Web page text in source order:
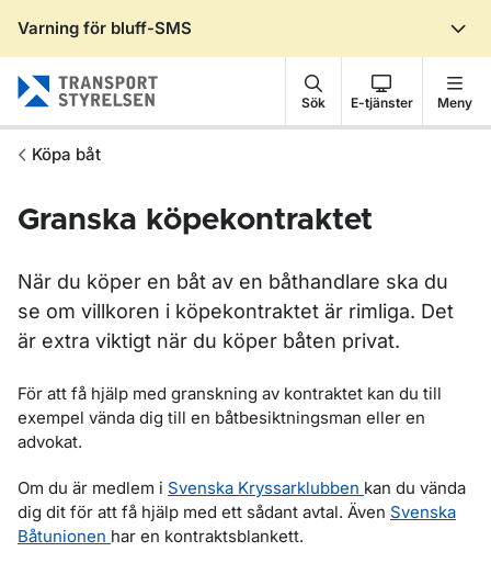
Varning för bluff-SMS
Sök E-tjänster Meny
Köpa båt
Granska köpekontraktet
När du köper en båt av en båthandlare ska du
se om villkoren i köpekontraktet är rimliga. Det
är extra viktigt när du köper båten privat.
För att få hjälp med granskning av kontraktet kan du till
exempel vända dig till en båtbesiktningsman eller en
advokat.
Om du är medlem i Svenska Kryssarklubben kan du vända
dig dit för att få hjälp med ett sådant avtal. Även Svenska
Båtunionen har en kontraktsblankett.